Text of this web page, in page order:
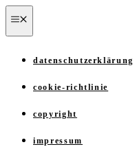
Zum
Inhalt
springen
datenschutzerklärung
cookie-richtlinie
copyright
impressum